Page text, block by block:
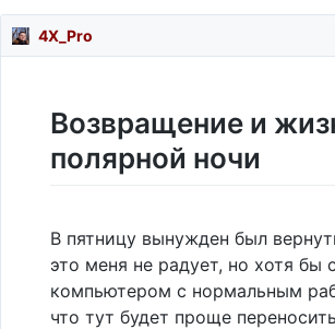
4X_Pro
Возвращение и
полярной ночи
В пятницу вынужден был
это меня не радует, но хотя бы
компьютером с нормальным
что тут будет проще